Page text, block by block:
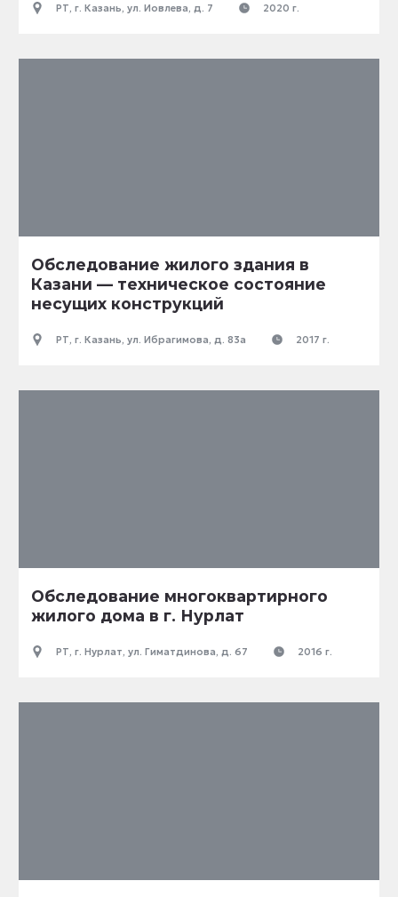
РТ, г. Казань, ул. Иовлева, д. 7 2020 г.
Обследование жилого здания в
Казани — техническое состояние
несущих конструкций
РТ, г. Казань, ул. Ибрагимова, д. 83а 2017 г.
Обследование многоквартирного
жилого дома в г. Нурлат
РТ, г. Нурлат, ул. Гиматдинова, д. 67 2016 г.